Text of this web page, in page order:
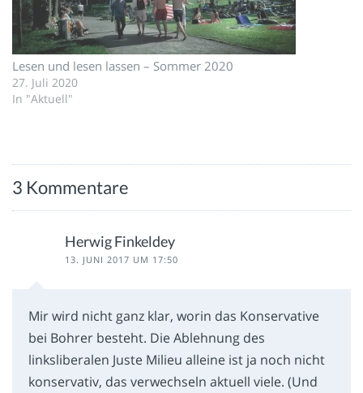
Lesen und lesen lassen – Sommer 2020
27. Juli 2020
In "Aktuell"
3 Kommentare
Herwig Finkeldey
13. JUNI 2017 UM 17:50
Mir wird nicht ganz klar, worin das Konservative
bei Bohrer besteht. Die Ablehnung des
linksliberalen Juste Milieu alleine ist ja noch nicht
konservativ, das verwechseln aktuell viele. (Und